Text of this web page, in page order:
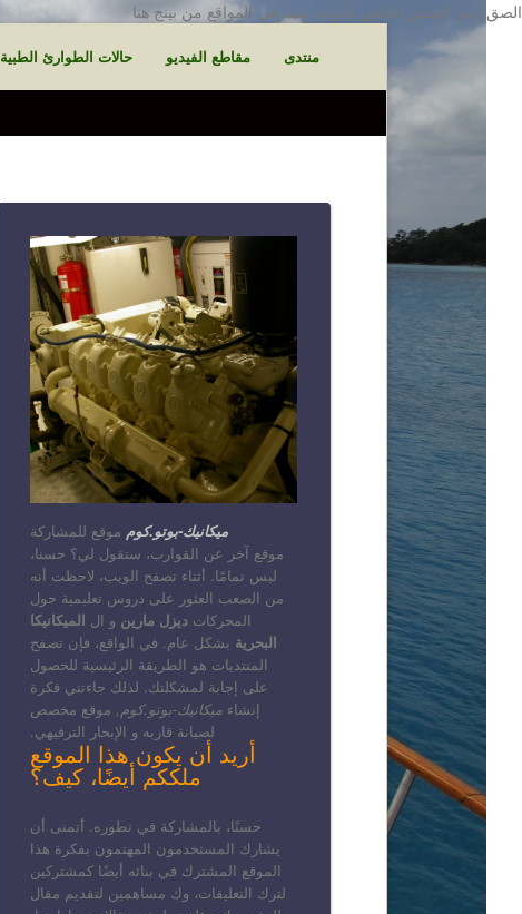
الصق رمز التحقق الخاص بأدوات مشرفي المواقع من بينج هنا
حالات الطوارئ الطبية مقاطع الفيديو منتدى
ميكانيك-بوتو.كوم موقع للمشاركة
موقع آخر عن القوارب، ستقول لي؟ حسنا،
ليس تمامًا. أثناء تصفح الويب، لاحظت أنه
من الصعب العثور على دروس تعليمية حول
المحركات ديزل مارين و ال الميكانيكا
البحرية بشكل عام. في الواقع، فإن تصفح
المنتديات هو الطريقة الرئيسية للحصول
على إجابة لمشكلتك. لذلك جاءتني فكرة
إنشاء ميكانيك-بوتو.كوم, موقع مخصص
لصيانة قاربه و الإبحار الترفيهي.
أريد أن يكون هذا الموقع
ملككم أيضًا، كيف؟
حسنًا، بالمشاركة في تطوره. أتمنى أن
يشارك المستخدمون المهتمون بفكرة هذا
الموقع المشترك في بنائه أيضًا كمشتركين
لترك التعليقات، وك مساهمين لتقديم مقال